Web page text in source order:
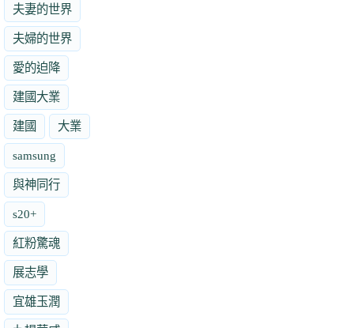
夫妻的世界
夫婦的世界
愛的迫降
建國大業
建國 大業
samsung
與神同行
s20+
紅粉驚魂
展志學
宜雄玉潤